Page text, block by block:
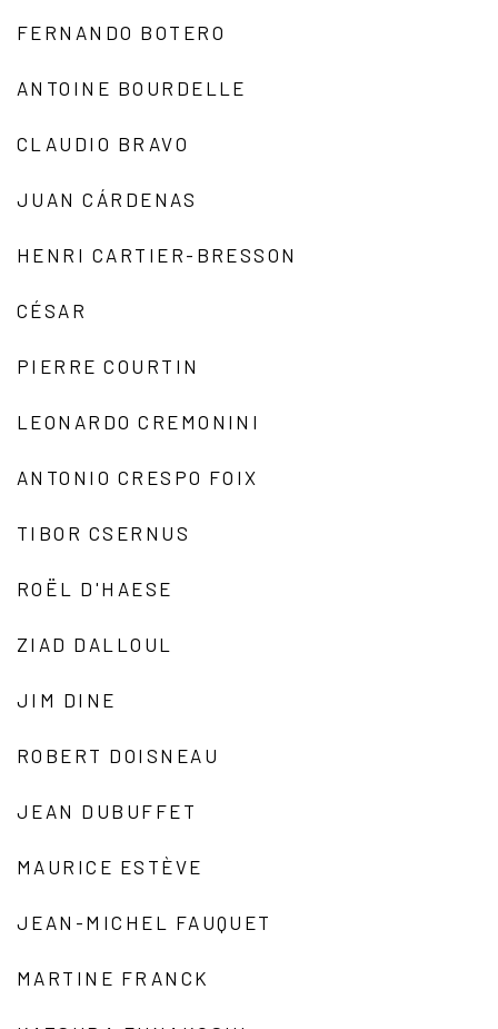
FERNANDO BOTERO
ANTOINE BOURDELLE
CLAUDIO BRAVO
JUAN CÁRDENAS
HENRI CARTIER-BRESSON
CÉSAR
PIERRE COURTIN
LEONARDO CREMONINI
ANTONIO CRESPO FOIX
TIBOR CSERNUS
ROËL D'HAESE
ZIAD DALLOUL
JIM DINE
ROBERT DOISNEAU
JEAN DUBUFFET
MAURICE ESTÈVE
JEAN-MICHEL FAUQUET
MARTINE FRANCK